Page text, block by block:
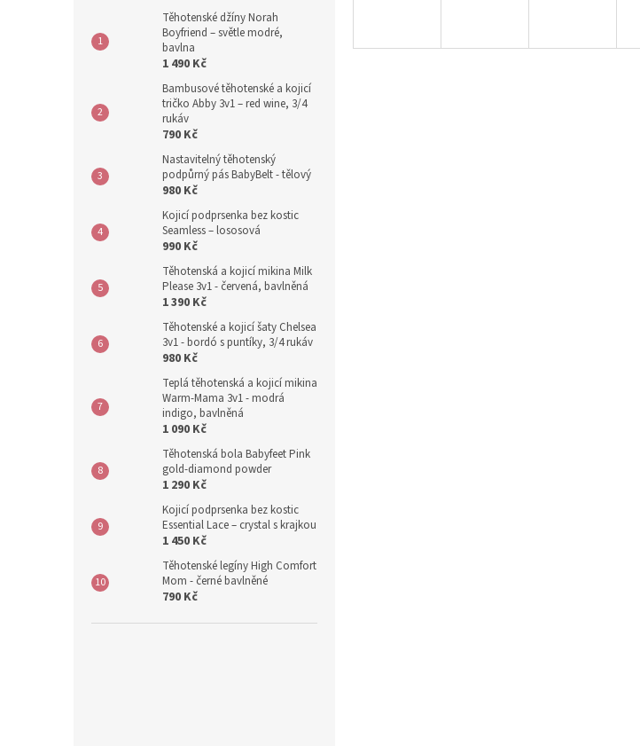
Těhotenské džíny Norah
Boyfriend – světle modré,
bavlna
1 490 Kč
Bambusové těhotenské a kojicí
tričko Abby 3v1 – red wine, 3/4
rukáv
790 Kč
Nastavitelný těhotenský
podpůrný pás BabyBelt - tělový
980 Kč
Kojicí podprsenka bez kostic
Seamless – lososová
990 Kč
Těhotenská a kojicí mikina Milk
Please 3v1 - červená, bavlněná
1 390 Kč
Těhotenské a kojicí šaty Chelsea
3v1 - bordó s puntíky, 3/4 rukáv
980 Kč
Teplá těhotenská a kojicí mikina
Warm-Mama 3v1 - modrá
indigo, bavlněná
1 090 Kč
Těhotenská bola Babyfeet Pink
gold-diamond powder
1 290 Kč
Kojicí podprsenka bez kostic
Essential Lace – crystal s krajkou
1 450 Kč
Těhotenské legíny High Comfort
Mom - černé bavlněné
790 Kč